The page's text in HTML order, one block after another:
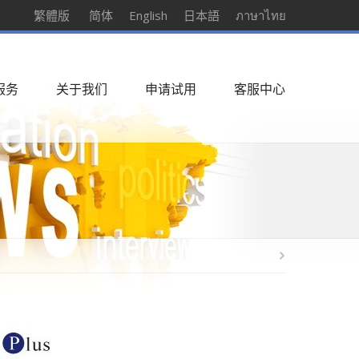
繁體版 简体 English 日本語 ภาษาไทย
务 关于我们 申请试用 客服中心